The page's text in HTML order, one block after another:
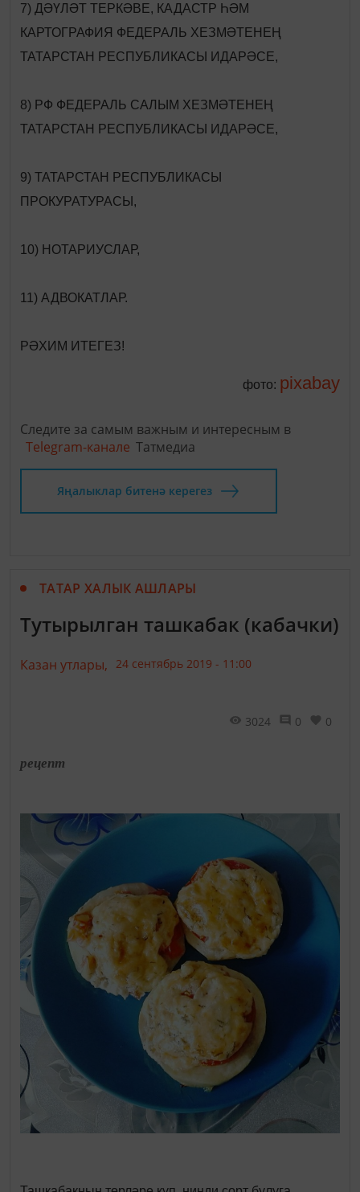
7) ДӘҮЛӘТ ТЕРКӘВЕ, КАДАСТР ҺӘМ
КАРТОГРАФИЯ ФЕДЕРАЛЬ ХЕЗМӘТЕНЕҢ
ТАТАРСТАН РЕСПУБЛИКАСЫ ИДАРӘСЕ,
8) РФ ФЕДЕРАЛЬ САЛЫМ ХЕЗМӘТЕНЕҢ
ТАТАРСТАН РЕСПУБЛИКАСЫ ИДАРӘСЕ,
9) ТАТАРСТАН РЕСПУБЛИКАСЫ
ПРОКУРАТУРАСЫ,
10) НОТАРИУСЛАР,
11) АДВОКАТЛАР.
РӘХИМ ИТЕГЕЗ!
фото: pixabay
Следите за самым важным и интересным в
Telegram-канале Татмедиа
Яңалыклар битенә керегез
ТАТАР ХАЛЫК АШЛАРЫ
Тутырылган ташкабак (кабачки)
Казан утлары, 24 сентябрь 2019 - 11:00
3024 0 0
рецепт